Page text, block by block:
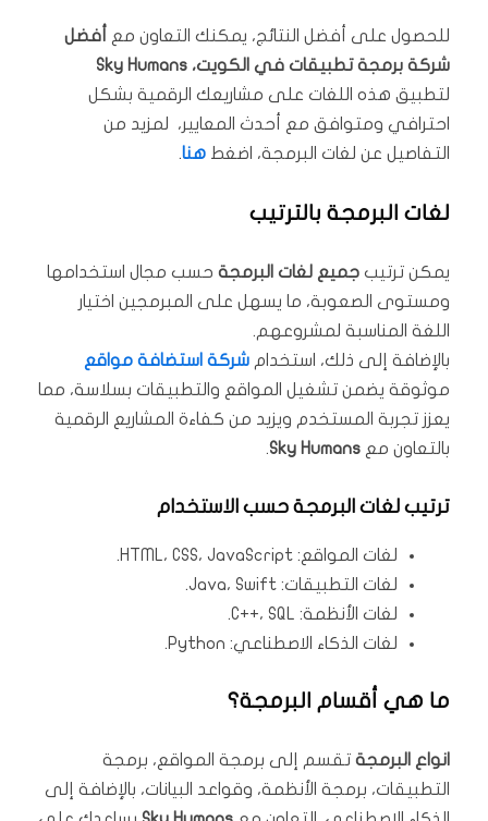
للحصول على أفضل النتائج، يمكنك التعاون مع
أفضل
شركة برمجة تطبيقات في الكويت، Sky Humans
لتطبيق هذه اللغات على مشاريعك الرقمية بشكل
احترافي ومتوافق مع أحدث المعايير، لمزيد من
التفاصيل عن لغات البرمجة، اضغط هنا.
لغات البرمجة بالترتيب
يمكن ترتيب جميع لغات البرمجة حسب مجال استخدامها
ومستوى الصعوبة، ما يسهل على المبرمجين اختيار
اللغة المناسبة لمشروعهم.
بالإضافة إلى ذلك، استخدام شركة استضافة مواقع
موثوقة يضمن تشغيل المواقع والتطبيقات بسلاسة، مما
يعزز تجربة المستخدم ويزيد من كفاءة المشاريع الرقمية
بالتعاون مع Sky Humans
.
ترتيب لغات البرمجة حسب الاستخدام
لغات المواقع: HTML، CSS، JavaScript.
لغات التطبيقات: Java، Swift.
لغات الأنظمة: C++، SQL.
لغات الذكاء الاصطناعي: Python.
ما هي أقسام البرمجة؟
انواع البرمجة تقسم إلى برمجة المواقع، برمجة
التطبيقات، برمجة الأنظمة، وقواعد البيانات، بالإضافة إلى